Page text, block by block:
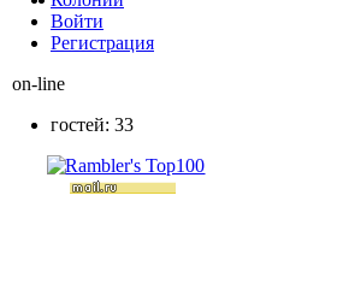
Войти
Peгиcтpaция
on-line
гостей: 33